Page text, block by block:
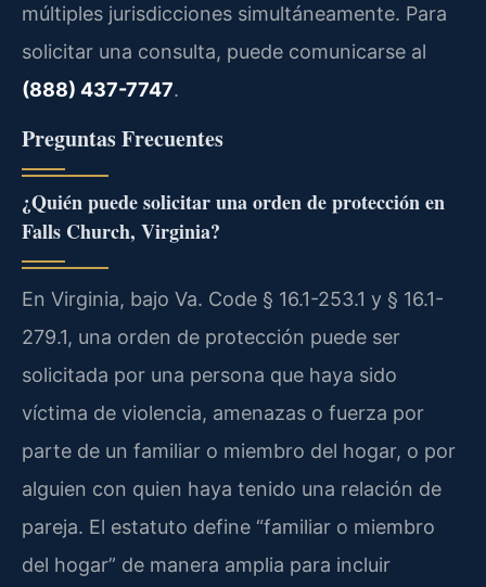
múltiples jurisdicciones simultáneamente. Para
solicitar una consulta, puede comunicarse al
(888) 437-7747.
Preguntas Frecuentes
¿Quién puede solicitar una orden de protección en
Falls Church, Virginia?
En Virginia, bajo Va. Code § 16.1-253.1 y § 16.1-
279.1, una orden de protección puede ser
solicitada por una persona que haya sido
víctima de violencia, amenazas o fuerza por
parte de un familiar o miembro del hogar, o por
alguien con quien haya tenido una relación de
pareja. El estatuto define “familiar o miembro
del hogar” de manera amplia para incluir